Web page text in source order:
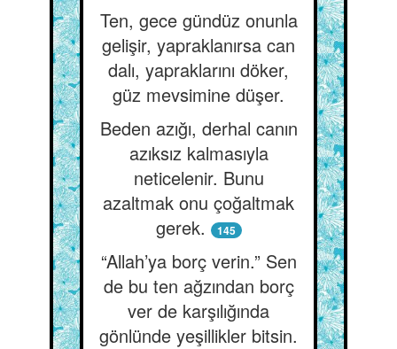
Ten, gece gündüz onunla
gelişir, yapraklanırsa can
dalı, yapraklarını döker,
güz mevsimine düşer.
Beden azığı, derhal canın
azıksız kalmasıyla
neticelenir. Bunu
azaltmak onu çoğaltmak
gerek.
145
“Allah’ya borç verin.” Sen
de bu ten ağzından borç
ver de karşılığında
gönlünde yeşillikler bitsin.